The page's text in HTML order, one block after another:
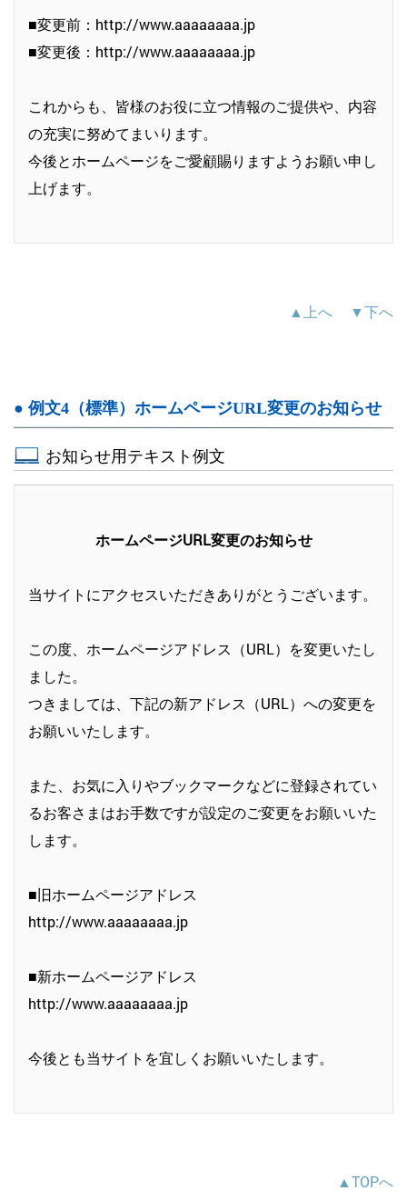
■変更前：http://www.aaaaaaaa.jp
■変更後：http://www.aaaaaaaa.jp
これからも、皆様のお役に立つ情報のご提供や、内容
の充実に努めてまいります。
今後とホームページをご愛顧賜りますようお願い申し
上げます。
▲上へ ▼下へ
● 例文4（標準）ホームページURL変更のお知らせ
お知らせ用テキスト例文
ホームページURL変更のお知らせ
当サイトにアクセスいただきありがとうございます。
この度、ホームページアドレス（URL）を変更いたし
ました。
つきましては、下記の新アドレス（URL）への変更を
お願いいたします。
また、お気に入りやブックマークなどに登録されてい
るお客さまはお手数ですが設定のご変更をお願いいた
します。
■旧ホームページアドレス
http://www.aaaaaaaa.jp
■新ホームページアドレス
http://www.aaaaaaaa.jp
今後とも当サイトを宜しくお願いいたします。
▲TOPへ